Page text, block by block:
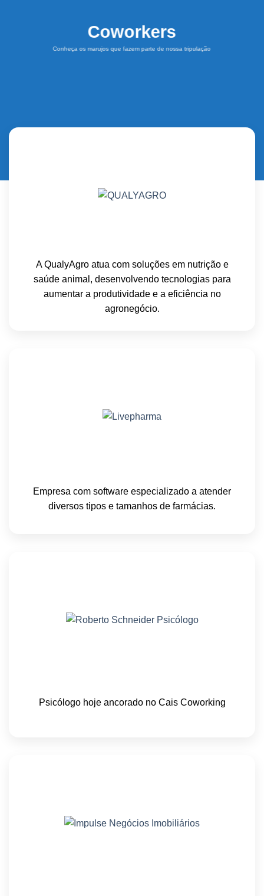
Coworkers
Conheça os marujos que fazem parte de nossa tripulação
A QualyAgro atua com soluções em nutrição e
saúde animal, desenvolvendo tecnologias para
aumentar a produtividade e a eficiência no
agronegócio.
Empresa com software especializado a atender
diversos tipos e tamanhos de farmácias.
Psicólogo hoje ancorado no Cais Coworking